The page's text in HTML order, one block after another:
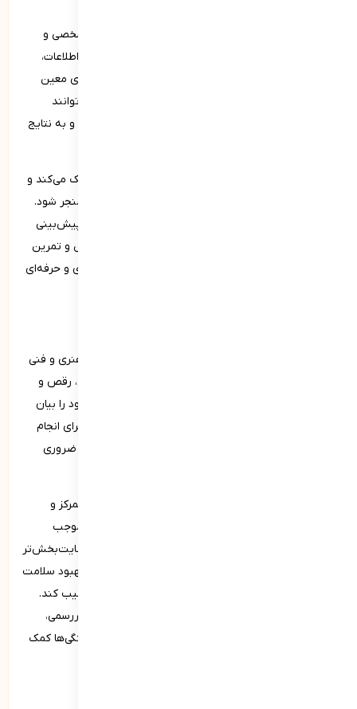
تصمیم‌گیری نقش حیاتی در موفقیت‌ها و پیشرفت‌های شخصی و
حرفه‌ای دارد. این مهارت شامل توانایی جمع‌آوری و تحلیل اطلاعات،
ارزیابی گزینه‌ها و انتخاب بهترین راه‌حل بر اساس معیارهای معین
است. افرادی که در تصمیم‌گیری ماهر هستند، معمولا می‌توانند
موقعیت‌ها و چالش‌های مختلف را به خوبی مدیریت کرده و به نتایج
این توانایی به افزایش اعتمادبه‌نفس و استقلال فردی کمک می‌کند و
همچنین می‌تواند به بهبود روابط و همکاری‌های گروهی منجر شود.
تصمیم‌گیری موثر نیازمند تفکر منطقی، خلاقیت و قدرت پیش‌بینی
عواقب تصمیمات است. این مهارت از طریق تجربه، آموزش و تمرین
قابل تقویت است و می‌تواند به ارتقای کیفیت زندگی فردی و حرفه‌ای
هنر و مهارت به توانایی فرد در خلق و انجام فعالیت‌های هنری و فنی
اشاره دارند. هنر شامل فعالیت‌هایی مانند نقاشی، موسیقی، رقص و
تئاتر است که به فرد اجازه می‌دهد احساسات و خلاقیت خود را بیان
کند. مهارت نیز به توانایی‌های فنی و عملی اشاره دارد که برای انجام
وظایف خاصی مانند کار با ابزارها، برنامه‌نویسی یا تعمیرات ضروری
پرورش هنر و مهارت می‌تواند به تقویت خلاقیت، بهبود تمرکز و
افزایش توانایی‌های حل مسئله کمک کند. این توانایی‌ها موجب
می‌شوند فرد در زندگی شخصی و حرفه‌ای خود مؤثرتر و رضایت‌بخش‌تر
عمل کند. همچنین تعامل با هنر و مهارت‌ها می‌تواند به بهبود سلامت
روانی و عاطفی کمک کرده و فرد را به چالش‌های جدید ترغیب کند.
یادگیری و تمرین مستمر از طریق آموزش‌های رسمی و غیررسمی،
کارگاه‌ها و تجربه‌های عملی می‌تواند به تقویت این شایستگی‌ها کمک